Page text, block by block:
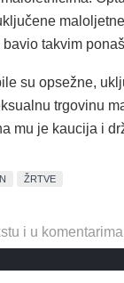
takvim
su opsežne,
trgovinu
mu je kaucija i
ŽRTVE
i u